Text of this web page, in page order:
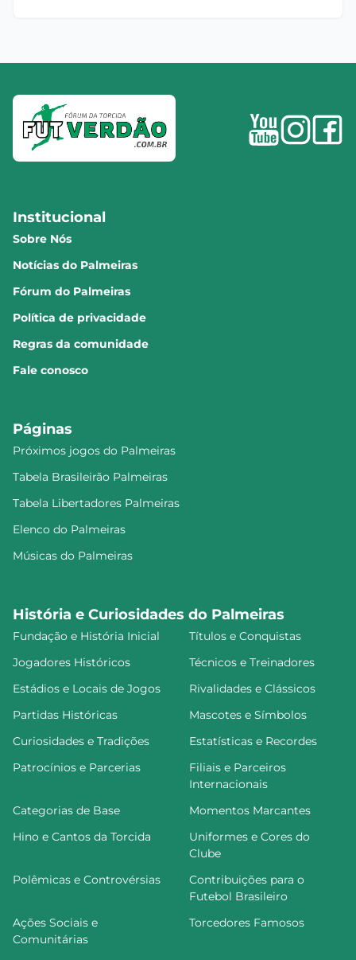
Institucional
Sobre Nós
Notícias do Palmeiras
Fórum do Palmeiras
Política de privacidade
Regras da comunidade
Fale conosco
Páginas
Próximos jogos do Palmeiras
Tabela Brasileirão Palmeiras
Tabela Libertadores Palmeiras
Elenco do Palmeiras
Músicas do Palmeiras
História e Curiosidades do Palmeiras
Fundação e História Inicial
Títulos e Conquistas
Jogadores Históricos
Técnicos e Treinadores
Estádios e Locais de Jogos
Rivalidades e Clássicos
Partidas Históricas
Mascotes e Símbolos
Curiosidades e Tradições
Estatísticas e Recordes
Patrocínios e Parcerias
Filiais e Parceiros
Internacionais
Categorias de Base
Momentos Marcantes
Hino e Cantos da Torcida
Uniformes e Cores do
Clube
Polêmicas e Controvérsias
Contribuições para o
Futebol Brasileiro
Ações Sociais e
Comunitárias
Torcedores Famosos